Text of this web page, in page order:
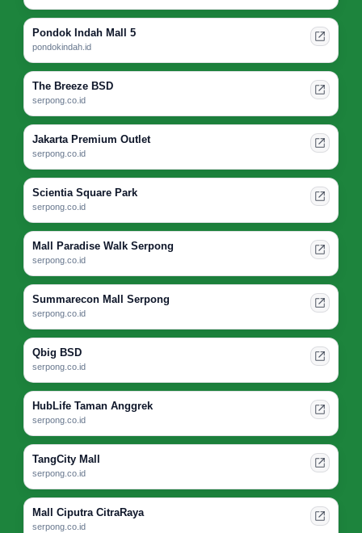
Pondok Indah Mall 5
pondokindah.id
The Breeze BSD
serpong.co.id
Jakarta Premium Outlet
serpong.co.id
Scientia Square Park
serpong.co.id
Mall Paradise Walk Serpong
serpong.co.id
Summarecon Mall Serpong
serpong.co.id
Qbig BSD
serpong.co.id
HubLife Taman Anggrek
serpong.co.id
TangCity Mall
serpong.co.id
Mall Ciputra CitraRaya
serpong.co.id